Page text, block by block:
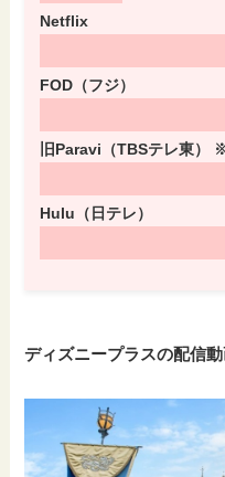
Netflix
FOD（フジ）
旧Paravi（TBSテレ東）
Hulu（日テレ）
ディズニープラスの配信